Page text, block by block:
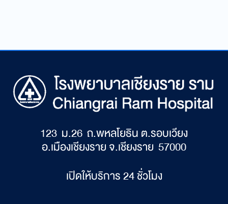
123 ม.26 ถ.พหลโยธิน ต.รอบเวียง
อ.เมืองเชียงราย จ.เชียงราย 57000
เปิดให้บริการ 24 ชั่วโมง